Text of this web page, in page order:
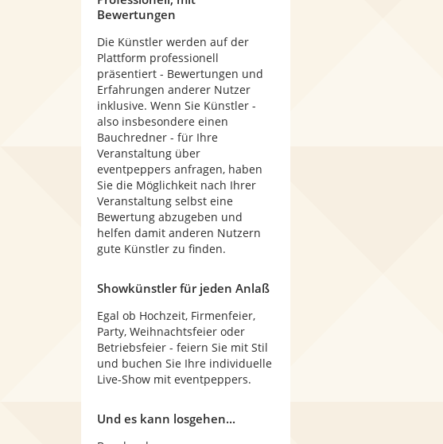
Bewertungen
Die Künstler werden auf der
Plattform professionell
präsentiert - Bewertungen und
Erfahrungen anderer Nutzer
inklusive. Wenn Sie Künstler -
also insbesondere einen
Bauchredner - für Ihre
Veranstaltung über
eventpeppers anfragen, haben
Sie die Möglichkeit nach Ihrer
Veranstaltung selbst eine
Bewertung abzugeben und
helfen damit anderen Nutzern
gute Künstler zu finden.
Showkünstler für jeden Anlaß
Egal ob Hochzeit, Firmenfeier,
Party, Weihnachtsfeier oder
Betriebsfeier - feiern Sie mit Stil
und buchen Sie Ihre individuelle
Live-Show mit eventpeppers.
Und es kann losgehen...